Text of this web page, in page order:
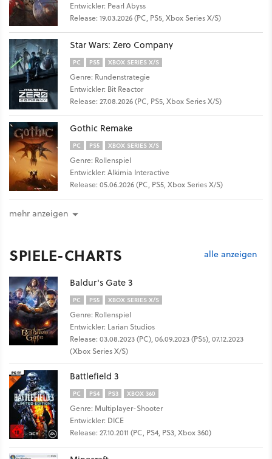
Entwickler: Pearl Abyss
Release: 19.03.2026 (PC, PS5, Xbox Series X/S)
Star Wars: Zero Company
PC PS5 XBOX SERIES X/S
Genre: Rundenstrategie
Entwickler: Bit Reactor
Release: 27.08.2026 (PC, PS5, Xbox Series X/S)
Gothic Remake
PC PS5 XBOX SERIES X/S
Genre: Rollenspiel
Entwickler: Alkimia Interactive
Release: 05.06.2026 (PC, PS5, Xbox Series X/S)
mehr anzeigen
SPIELE-CHARTS alle anzeigen
Baldur's Gate 3
PC PS5 XBOX SERIES X/S
Genre: Rollenspiel
Entwickler: Larian Studios
Release: 03.08.2023 (PC), 06.09.2023 (PS5), 07.12.2023
(Xbox Series X/S)
Battlefield 3
PC PS4 PS3 XBOX 360
Genre: Multiplayer-Shooter
Entwickler: DICE
Release: 27.10.2011 (PC, PS4, PS3, Xbox 360)